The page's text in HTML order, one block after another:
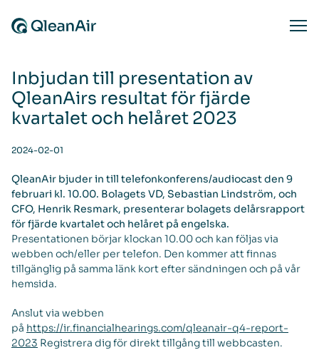
Inbjudan till presentation av
QleanAirs resultat för fjärde
kvartalet och helåret 2023
2024-02-01
QleanAir bjuder in till telefonkonferens/audiocast den 9
februari kl. 10.00. Bolagets VD, Sebastian Lindström, och
CFO, Henrik Resmark, presenterar bolagets delårsrapport
för fjärde kvartalet och helåret på engelska.
Presentationen börjar klockan 10.00 och kan följas via
webben och/eller per telefon. Den kommer att finnas
tillgänglig på samma länk kort efter sändningen och på vår
hemsida.
Anslut via webben
på https://ir.financialhearings.com/qleanair-q4-report-
2023 Registrera dig för direkt tillgång till webbcasten.